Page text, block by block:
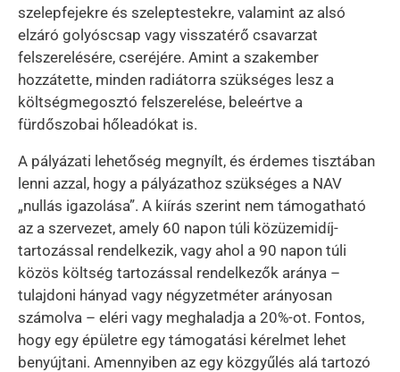
szelepfejekre és szeleptestekre, valamint az alsó
elzáró golyóscsap vagy visszatérő csavarzat
felszerelésére, cseréjére. Amint a szakember
hozzátette, minden radiátorra szükséges lesz a
költségmegosztó felszerelése, beleértve a
fürdőszobai hőleadókat is.
A pályázati lehetőség megnyílt, és érdemes tisztában
lenni azzal, hogy a pályázathoz szükséges a NAV
„nullás igazolása”. A kiírás szerint nem támogatható
az a szervezet, amely 60 napon túli közüzemidíj-
tartozással rendelkezik, vagy ahol a 90 napon túli
közös költség tartozással rendelkezők aránya –
tulajdoni hányad vagy négyzetméter arányosan
számolva – eléri vagy meghaladja a 20%-ot. Fontos,
hogy egy épületre egy támogatási kérelmet lehet
benyújtani. Amennyiben az egy közgyűlés alá tartozó